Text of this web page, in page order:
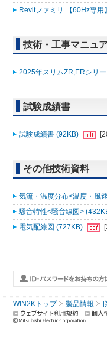
Revitファミリ 【60Hz専用
技術・工事マニュ
2025年スリムZR,ERシリ
試験成績書
試験成績書 (92KB)
その他技術資料
気流・温度分布<温度・風
騒音特性<騒音線図>
電気配線図 (727KB)
WIN2Kトップ 製品情報 [